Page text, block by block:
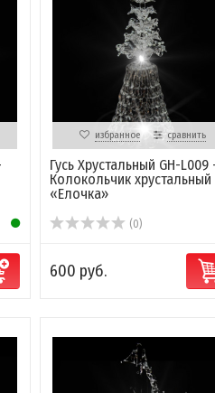
избранное сравнить
Гусь Хрустальный GH-L009
Колокольчик хрустальный
«Елочка»
(0)
600 руб.